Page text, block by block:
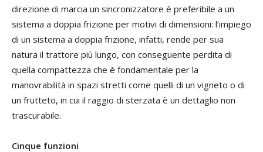
direzione di marcia un sincronizzatore è preferibile a un
sistema a doppia frizione per motivi di dimensioni: l’impiego
di un sistema a doppia frizione, infatti, rende per sua
natura il trattore più lungo, con conseguente perdita di
quella compattezza che è fondamentale per la
manovrabilità in spazi stretti come quelli di un vigneto o di
un frutteto, in cui il raggio di sterzata è un dettaglio non
trascurabile.
Cinque funzioni